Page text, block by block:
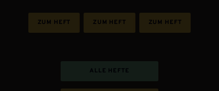
ZUM HEFT ZUM HEFT ZUM HEFT
ALLE HEFTE